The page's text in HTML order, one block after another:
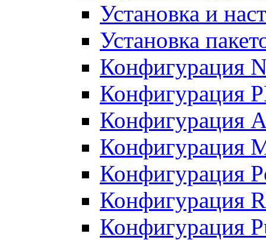
Установка и
Установка
Конфигурация
Конфигурация
Конфигурация
Конфигурация
Конфигурация
Конфигурация
Конфигурация